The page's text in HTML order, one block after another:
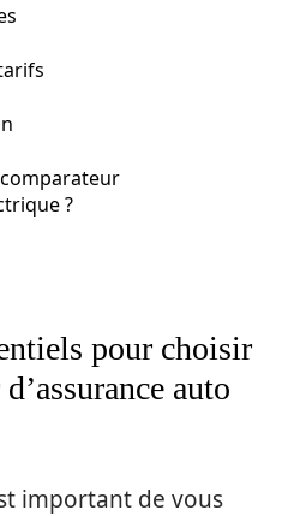
?
pour choisir
auto
important de vous